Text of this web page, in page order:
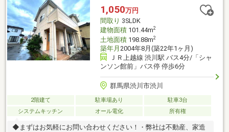
みが、整っています♪／住んでからのお家トラブル、緊急対応も承
っております♪お家のこと、すべて木ノ葉プランニングにお任せく
ださい＾＾
1,050万円
間取り 3SLDK
建物面積101.44m2
土地面積198.88m2
築年月 2004年8月(築22年1ヶ月)
ＪＲ上越線 渋川駅 バス4分/「シャ
ンソン館前」バス停 停歩6分
群馬県渋川市渋川
2階建て 駐車場あり
駐車3台
システムキッチン
オール電化 所有権
◆まずはお気軽にお問い合わせください！・弊社は不動産、家造